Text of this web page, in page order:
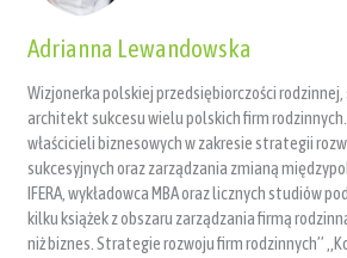
Adrianna Lewandowska
Wizjonerka polskiej przedsiębiorczości
architekt sukcesu wielu polskich firm
właścicieli biznesowych w zakresie strategii
sukcesyjnych oraz zarządzania zmianą
IFERA, wykładowca MBA oraz licznych studiów
kilku książek z obszaru zarządzania firmą
niż biznes. Strategie rozwoju firm rodzinnych”